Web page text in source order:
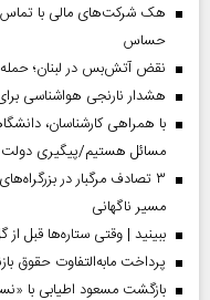
هک شرکت‌های مالی با تماس
حساس
نقض آتش‌بس در لبنان؛ حمله
هشدار نارنجی هواشناسی برای ۴ استان؛ خطر سیلاب و رعدوبرق در
با همراهی کارشناسان،
مسائل هستیم/پیگیری دولت
۳ تصادف مرگبار در
مسیر ناگهانی
ببینید | وقتی ستاره‌ها قبل
پرداخت مابه‌التفاوت حقوق
بازگشت مسعود اطیابی با